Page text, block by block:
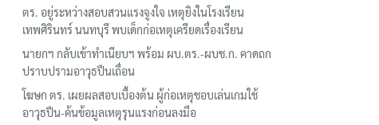
ตร. อยู่ระหว่างสอบสวนแรงจูงใจ เหตุยิงในโรงเรียน
เทพศิรินทร์ นนทบุรี พบเด็กก่อเหตุเครียดเรื่องเรียน
นายกฯ กลับเข้าทำเนียบฯ พร้อม ผบ.ตร.-ผบช.ก. คาดถก
ปราบปรามอาวุธปืนเถื่อน
โฆษก ตร. เผยผลสอบเบื้องต้น ผู้ก่อเหตุชอบเล่นเกมใช้
อาวุธปืน-ค้นข้อมูลเหตุรุนแรงก่อนลงมือ